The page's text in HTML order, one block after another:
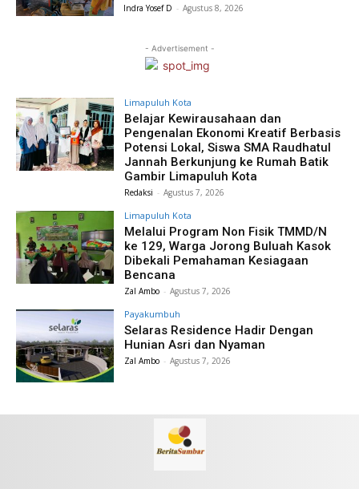
Indra Yosef D - Agustus 8, 2026
- Advertisement -
Limapuluh Kota
Belajar Kewirausahaan dan
Pengenalan Ekonomi Kreatif Berbasis
Potensi Lokal, Siswa SMA Raudhatul
Jannah Berkunjung ke Rumah Batik
Gambir Limapuluh Kota
Redaksi - Agustus 7, 2026
Limapuluh Kota
Melalui Program Non Fisik TMMD/N
ke 129, Warga Jorong Buluah Kasok
Dibekali Pemahaman Kesiagaan
Bencana
Zal Ambo - Agustus 7, 2026
Payakumbuh
Selaras Residence Hadir Dengan
Hunian Asri dan Nyaman
Zal Ambo - Agustus 7, 2026